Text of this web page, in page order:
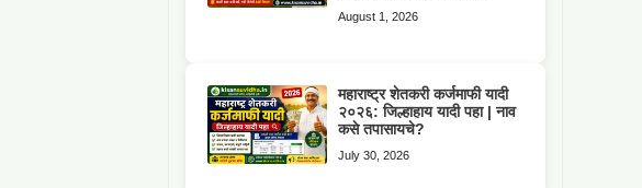
August 1, 2026
महाराष्ट्र शेतकरी कर्जमाफी यादी
२०२६: जिल्हाहाय यादी पहा | नाव
कसे तपासायचे?
July 30, 2026